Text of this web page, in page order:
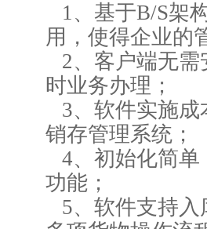
1、基于B/S架
用，使得企业的
2、客户端无需
时业务办理；
3、软件实施成
销存管理系统；
4、初始化简单
功能；
5、软件支持入